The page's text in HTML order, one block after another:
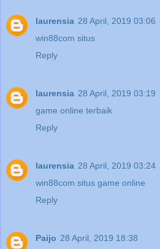
laurensia 28 April, 2019 03:06
win88com situs
Reply
laurensia 28 April, 2019 03:19
game online terbaik
Reply
laurensia 28 April, 2019 03:24
win88com situs game online
Reply
Paijo 28 April, 2019 18:38